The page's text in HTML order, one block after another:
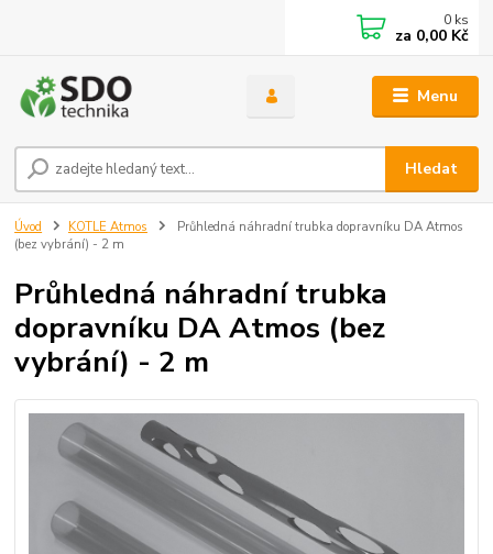
Menu
Hledat
0 ks
za 0,00 Kč
Úvod KOTLE Atmos
Průhledná náhradní trubka dopravníku DA Atmos
(bez vybrání) - 2 m
Průhledná náhradní trubka
dopravníku DA Atmos (bez
vybrání) - 2 m